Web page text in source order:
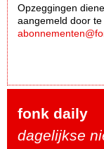
Opzeggingen
aangemeld door
fonk daily
dagelijkse